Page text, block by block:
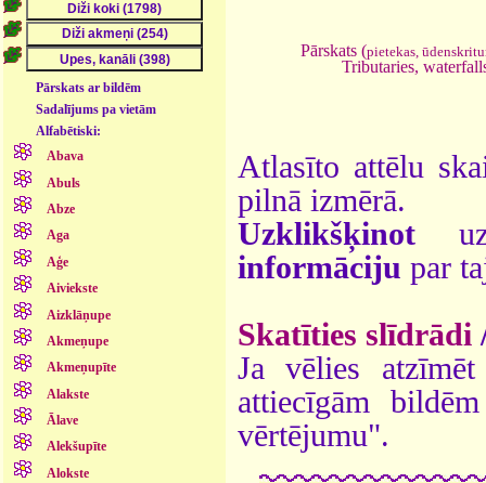
Pārskats ar bildēm
Sadalījums pa vietām
Alfabētiski:
Abava
Abuls
Abze
Aga
Aģe
Aiviekste
Aizklāņupe
Akmeņupe
Akmeņupīte
Alakste
Ālave
Alekšupīte
Alokste
Pārskats (pietekas,
Tributaries,
Atlasīto attēlu
pilnā izmērā.
Uzklikšķinot
informāciju par
Skatīties slīdrādi
Ja vēlies
attiecīgām
vērtējumu".